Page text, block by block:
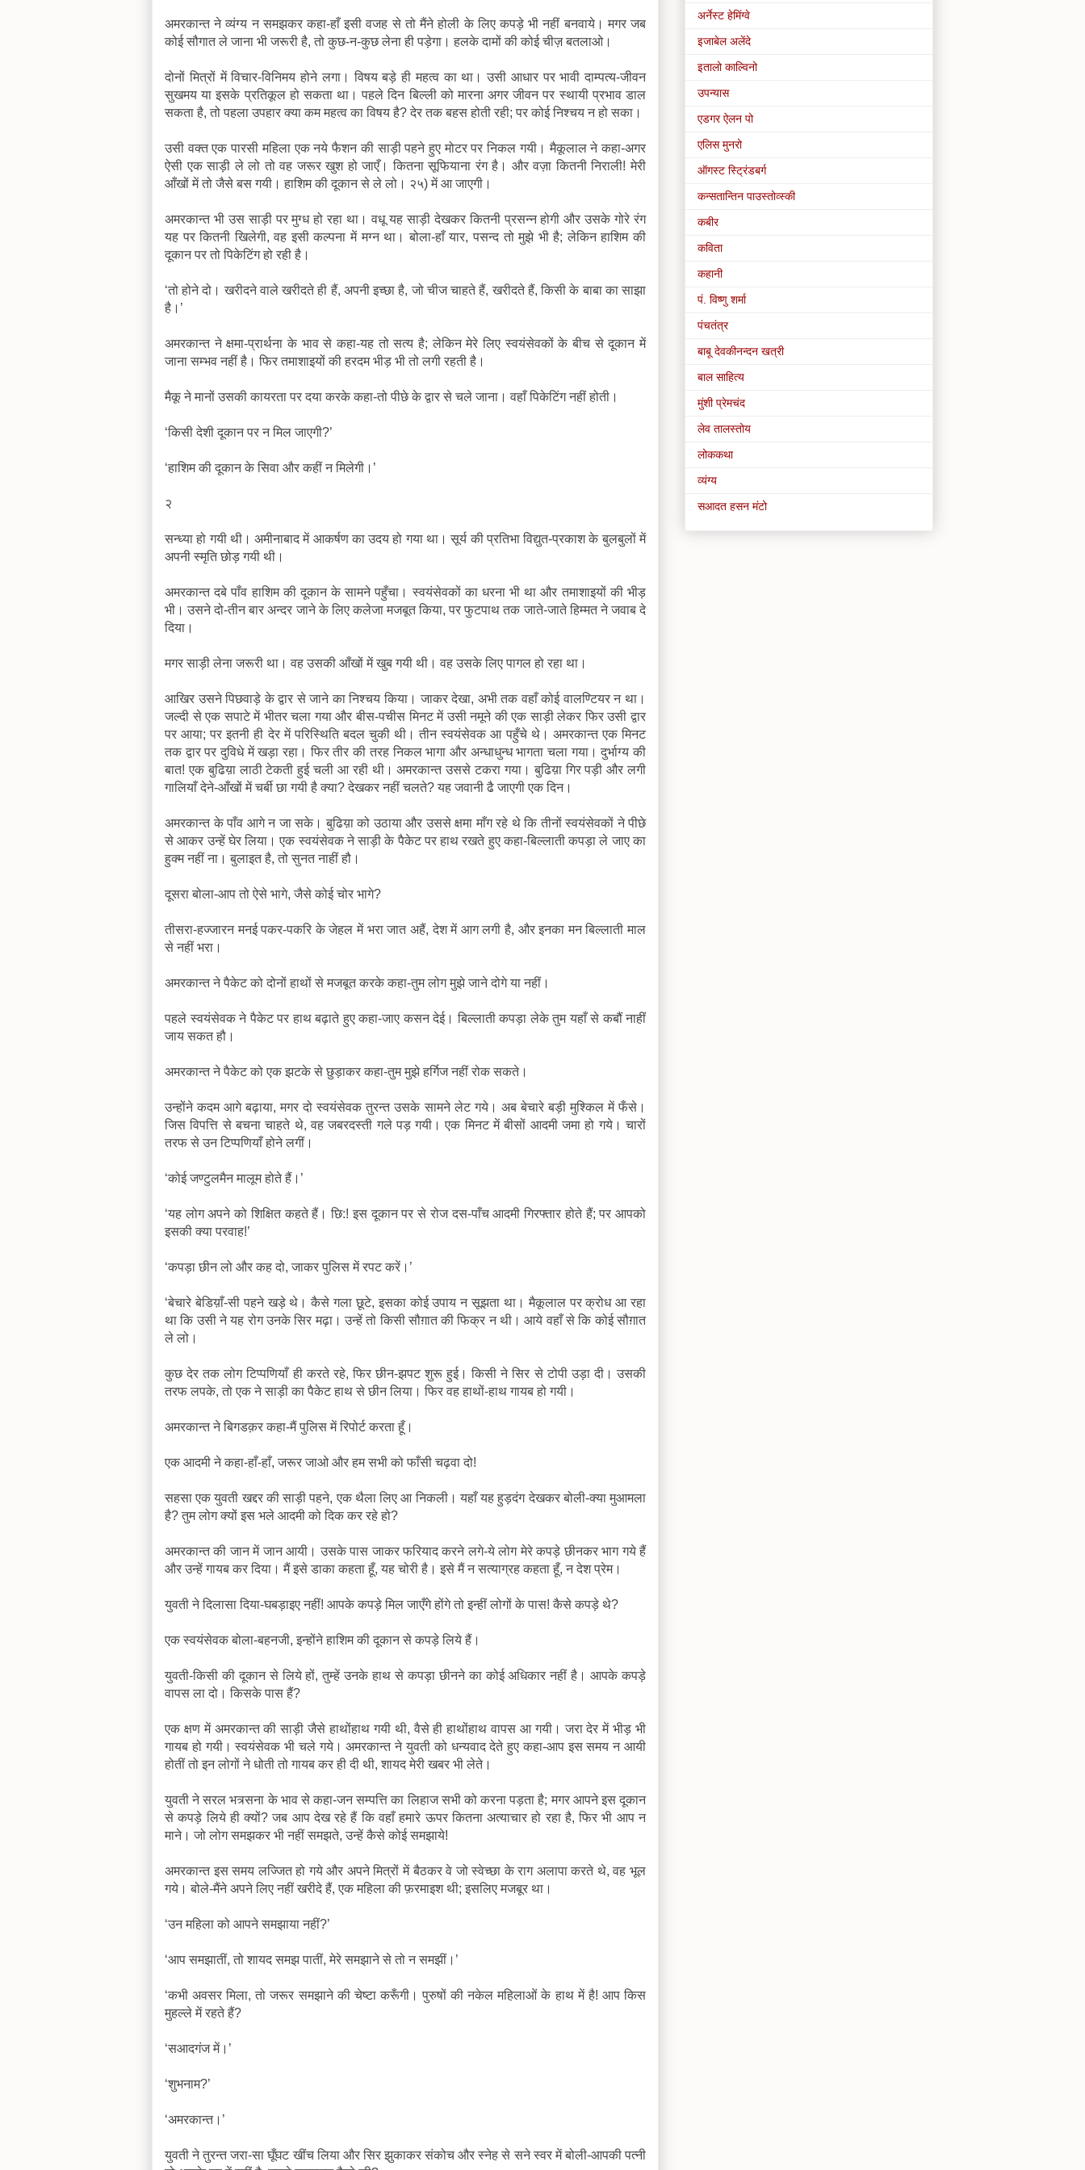
अमरकान्त ने व्यंग्य न समझकर कहा-हाँ इसी वजह से तो मैंने होली के लिए कपड़े भी नहीं बनवाये। मगर जब
कोई सौगात ले जाना भी जरूरी है, तो कुछ-न-कुछ लेना ही पड़ेगा। हलके दामों की कोई चीज़ बतलाओ।
दोनों मित्रों में विचार-विनिमय होने लगा। विषय बड़े ही महत्व का था। उसी आधार पर भावी दाम्पत्य-जीवन
सुखमय या इसके प्रतिकूल हो सकता था। पहले दिन बिल्ली को मारना अगर जीवन पर स्थायी प्रभाव डाल
सकता है, तो पहला उपहार क्या कम महत्व का विषय है? देर तक बहस होती रही; पर कोई निश्चय न हो सका।
उसी वक्त एक पारसी महिला एक नये फैशन की साड़ी पहने हुए मोटर पर निकल गयी। मैकूलाल ने कहा-अगर
ऐसी एक साड़ी ले लो तो वह जरूर खुश हो जाएँ। कितना सूफियाना रंग है। और वज़ा कितनी निराली! मेरी
आँखों में तो जैसे बस गयी। हाशिम की दूकान से ले लो। २५) में आ जाएगी।
अमरकान्त भी उस साड़ी पर मुग्ध हो रहा था। वधू यह साड़ी देखकर कितनी प्रसन्न होगी और उसके गोरे रंग
यह पर कितनी खिलेगी, वह इसी कल्पना में मग्न था। बोला-हाँ यार, पसन्द तो मुझे भी है; लेकिन हाशिम की
दूकान पर तो पिकेटिंग हो रही है।
‘तो होने दो। खरीदने वाले खरीदते ही हैं, अपनी इच्छा है, जो चीज चाहते हैं, खरीदते हैं, किसी के बाबा का साझा
है।’
अमरकान्त ने क्षमा-प्रार्थना के भाव से कहा-यह तो सत्य है; लेकिन मेरे लिए स्वयंसेवकों के बीच से दूकान में
जाना सम्भव नहीं है। फिर तमाशाइयों की हरदम भीड़ भी तो लगी रहती है।
मैकू ने मानों उसकी कायरता पर दया करके कहा-तो पीछे के द्वार से चले जाना। वहाँ पिकेटिंग नहीं होती।
‘किसी देशी दूकान पर न मिल जाएगी?’
‘हाशिम की दूकान के सिवा और कहीं न मिलेगी।’
२
सन्ध्या हो गयी थी। अमीनाबाद में आकर्षण का उदय हो गया था। सूर्य की प्रतिभा विद्युत-प्रकाश के बुलबुलों में
अपनी स्मृति छोड़ गयी थी।
अमरकान्त दबे पाँव हाशिम की दूकान के सामने पहुँचा। स्वयंसेवकों का धरना भी था और तमाशाइयों की भीड़
भी। उसने दो-तीन बार अन्दर जाने के लिए कलेजा मजबूत किया, पर फुटपाथ तक जाते-जाते हिम्मत ने जवाब दे
दिया।
मगर साड़ी लेना जरूरी था। वह उसकी आँखों में खुब गयी थी। वह उसके लिए पागल हो रहा था।
आखिर उसने पिछवाड़े के द्वार से जाने का निश्चय किया। जाकर देखा, अभी तक वहाँ कोई वालण्टियर न था।
जल्दी से एक सपाटे में भीतर चला गया और बीस-पचीस मिनट में उसी नमूने की एक साड़ी लेकर फिर उसी द्वार
पर आया; पर इतनी ही देर में परिस्थिति बदल चुकी थी। तीन स्वयंसेवक आ पहुँचे थे। अमरकान्त एक मिनट
तक द्वार पर दुविधे में खड़ा रहा। फिर तीर की तरह निकल भागा और अन्धाधुन्ध भागता चला गया। दुर्भाग्य की
बात! एक बुढिय़ा लाठी टेकती हुई चली आ रही थी। अमरकान्त उससे टकरा गया। बुढिय़ा गिर पड़ी और लगी
गालियाँ देने-आँखों में चर्बी छा गयी है क्या? देखकर नहीं चलते? यह जवानी ढै जाएगी एक दिन।
अमरकान्त के पाँव आगे न जा सके। बुढिय़ा को उठाया और उससे क्षमा माँग रहे थे कि तीनों स्वयंसेवकों ने पीछे
से आकर उन्हें घेर लिया। एक स्वयंसेवक ने साड़ी के पैकेट पर हाथ रखते हुए कहा-बिल्लाती कपड़ा ले जाए का
हुक्म नहीं ना। बुलाइत है, तो सुनत नाहीं हौ।
दूसरा बोला-आप तो ऐसे भागे, जैसे कोई चोर भागे?
तीसरा-हज्जारन मनई पकर-पकरि के जेहल में भरा जात अहैं, देश में आग लगी है, और इनका मन बिल्लाती माल
से नहीं भरा।
अमरकान्त ने पैकेट को दोनों हाथों से मजबूत करके कहा-तुम लोग मुझे जाने दोगे या नहीं।
पहले स्वयंसेवक ने पैकेट पर हाथ बढ़ाते हुए कहा-जाए कसन देई। बिल्लाती कपड़ा लेके तुम यहाँ से कबौं नाहीं
जाय सकत हौ।
अमरकान्त ने पैकेट को एक झटके से छुड़ाकर कहा-तुम मुझे हर्गिज नहीं रोक सकते।
उन्होंने कदम आगे बढ़ाया, मगर दो स्वयंसेवक तुरन्त उसके सामने लेट गये। अब बेचारे बड़ी मुश्किल में फँसे।
जिस विपत्ति से बचना चाहते थे, वह जबरदस्ती गले पड़ गयी। एक मिनट में बीसों आदमी जमा हो गये। चारों
तरफ से उन टिप्पणियाँ होने लगीं।
‘कोई जण्टुलमैन मालूम होते हैं।’
‘यह लोग अपने को शिक्षित कहते हैं। छि:! इस दूकान पर से रोज दस-पाँच आदमी गिरफ्तार होते हैं; पर आपको
इसकी क्या परवाह!’
‘कपड़ा छीन लो और कह दो, जाकर पुलिस में रपट करें।’
‘बेचारे बेडिय़ाँ-सी पहने खड़े थे। कैसे गला छूटे, इसका कोई उपाय न सूझता था। मैकूलाल पर क्रोध आ रहा
था कि उसी ने यह रोग उनके सिर मढ़ा। उन्हें तो किसी सौग़ात की फिक्र न थी। आये वहाँ से कि कोई सौग़ात
ले लो।
कुछ देर तक लोग टिप्पणियाँ ही करते रहे, फिर छीन-झपट शुरू हुई। किसी ने सिर से टोपी उड़ा दी। उसकी
तरफ लपके, तो एक ने साड़ी का पैकेट हाथ से छीन लिया। फिर वह हाथों-हाथ गायब हो गयी।
अमरकान्त ने बिगडक़र कहा-मैं पुलिस में रिपोर्ट करता हूँ।
एक आदमी ने कहा-हाँ-हाँ, जरूर जाओ और हम सभी को फाँसी चढ़वा दो!
सहसा एक युवती खद्दर की साड़ी पहने, एक थैला लिए आ निकली। यहाँ यह हुड़दंग देखकर बोली-क्या मुआमला
है? तुम लोग क्यों इस भले आदमी को दिक कर रहे हो?
अमरकान्त की जान में जान आयी। उसके पास जाकर फरियाद करने लगे-ये लोग मेरे कपड़े छीनकर भाग गये हैं
और उन्हें गायब कर दिया। मैं इसे डाका कहता हूँ, यह चोरी है। इसे मैं न सत्याग्रह कहता हूँ, न देश प्रेम।
युवती ने दिलासा दिया-घबड़ाइए नहीं! आपके कपड़े मिल जाएँगे होंगे तो इन्हीं लोगों के पास! कैसे कपड़े थे?
एक स्वयंसेवक बोला-बहनजी, इन्होंने हाशिम की दूकान से कपड़े लिये हैं।
युवती-किसी की दूकान से लिये हों, तुम्हें उनके हाथ से कपड़ा छीनने का कोई अधिकार नहीं है। आपके कपड़े
वापस ला दो। किसके पास हैं?
एक क्षण में अमरकान्त की साड़ी जैसे हाथोंहाथ गयी थी, वैसे ही हाथोंहाथ वापस आ गयी। जरा देर में भीड़ भी
गायब हो गयी। स्वयंसेवक भी चले गये। अमरकान्त ने युवती को धन्यवाद देते हुए कहा-आप इस समय न आयी
होतीं तो इन लोगों ने धोती तो गायब कर ही दी थी, शायद मेरी खबर भी लेते।
युवती ने सरल भत्र्सना के भाव से कहा-जन सम्पत्ति का लिहाज सभी को करना पड़ता है; मगर आपने इस दूकान
से कपड़े लिये ही क्यों? जब आप देख रहे हैं कि वहाँ हमारे ऊपर कितना अत्याचार हो रहा है, फिर भी आप न
माने। जो लोग समझकर भी नहीं समझते, उन्हें कैसे कोई समझाये!
अमरकान्त इस समय लज्जित हो गये और अपने मित्रों में बैठकर वे जो स्वेच्छा के राग अलापा करते थे, वह भूल
गये। बोले-मैंने अपने लिए नहीं खरीदे हैं, एक महिला की फ़रमाइश थी; इसलिए मजबूर था।
‘उन महिला को आपने समझाया नहीं?’
‘आप समझातीं, तो शायद समझ पातीं, मेरे समझाने से तो न समझीं।’
‘कभी अवसर मिला, तो जरूर समझाने की चेष्टा करूँगी। पुरुषों की नकेल महिलाओं के हाथ में है! आप किस
मुहल्ले में रहते हैं?
‘सआदगंज में।’
‘शुभनाम?’
‘अमरकान्त।’
युवती ने तुरन्त जरा-सा घूँघट खींच लिया और सिर झुकाकर संकोच और स्नेह से सने स्वर में बोली-आपकी पत्नी
अर्नेस्ट हेमिंग्वे
इजाबेल अलेंदे
इतालो काल्विनो
उपन्यास
एडगर ऐलन पो
एलिस मुनरो
ऑगस्ट स्ट्रिंडबर्ग
कन्सतान्तिन पाउस्तोव्स्की
कबीर
कविता
कहानी
पं. विष्णु शर्मा
पंचतंत्र
बाबू देवकीनन्दन खत्री
बाल साहित्य
मुंशी प्रेमचंद
लेव तालस्तोय
लोककथा
व्यंग्य
सआदत हसन मंटो